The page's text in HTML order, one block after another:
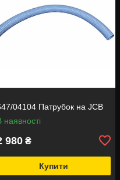
04104 Патрубок на JCB
наявності
980 ₴
Купити